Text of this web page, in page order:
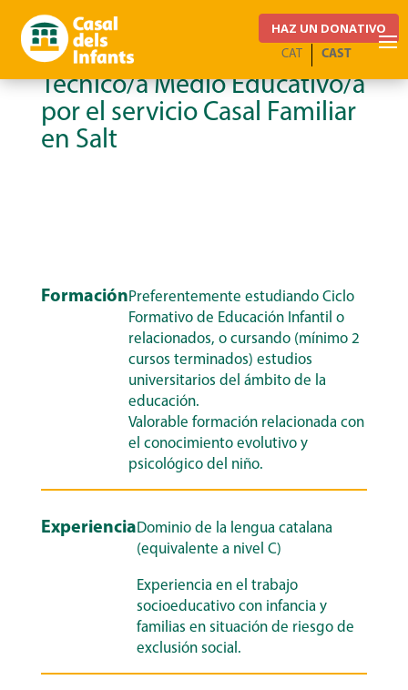
HAZ UN DONATIVO
CAST
CAT
REF.:DPC-2607TMFS
Técnico/a Medio Educativo/a
por el servicio Casal Familiar
en Salt
FormaciónPreferentemente estudiando Ciclo
Formativo de Educación Infantil o
relacionados, o cursando (mínimo 2
cursos terminados) estudios
universitarios del ámbito de la
educación.
Valorable formación relacionada con
el conocimiento evolutivo y
psicológico del niño.
ExperienciaDominio de la lengua catalana
(equivalente a nivel C)
Experiencia en el trabajo
socioeducativo con infancia y
familias en situación de riesgo de
exclusión social.